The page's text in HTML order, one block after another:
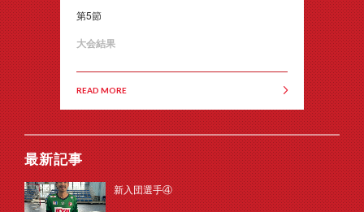
第5節
大会結果
READ MORE
最新記事
新入団選手④